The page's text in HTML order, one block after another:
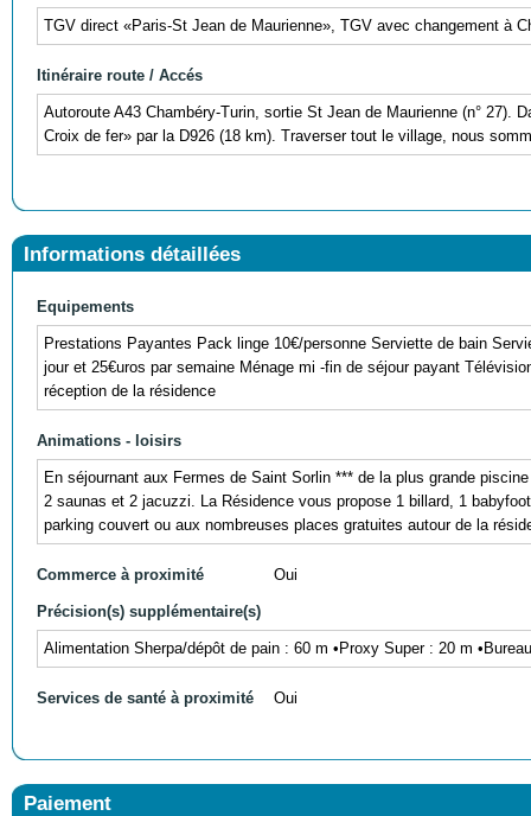
TGV direct «Paris-St Jean de Maurienne», TGV avec changement à
Itinéraire route / Accés
Autoroute A43 Chambéry-Turin, sortie St Jean de Maurienne (n° 27).
Croix de fer» par la D926 (18 km). Traverser tout le village, nous
Informations détaillées
Equipements
Prestations Payantes Pack linge 10€/personne Serviette de bain
jour et 25€uros par semaine Ménage mi -fin de séjour payant
réception de la résidence
Animations - loisirs
En séjournant aux Fermes de Saint Sorlin *** de la plus grande
2 saunas et 2 jacuzzi. La Résidence vous propose 1 billard, 1
parking couvert ou aux nombreuses places gratuites autour de la
Commerce à proximité Oui
Précision(s) supplémentaire(s)
Alimentation Sherpa/dépôt de pain : 60 m •Proxy Super : 20 m
Services de santé à proximité Oui
Paiement